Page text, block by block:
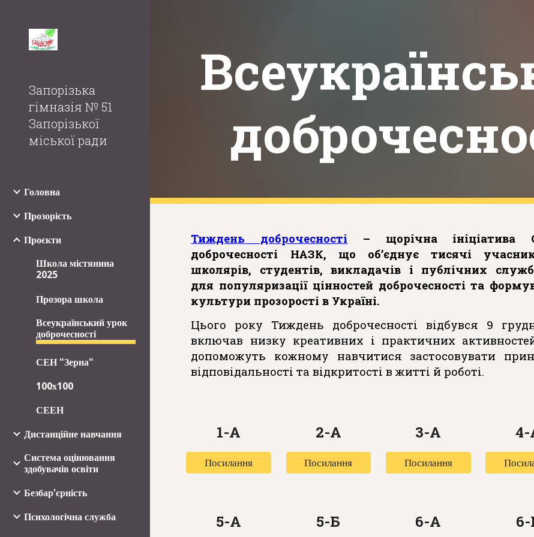
Запорізька
гімназія № 51
Запорізької
міської ради
Головна
Прозорість
Проєкти
Школа містянина
2025
Прозора школа
Всеукраїнський урок
доброчесності
СЕН "Зерна"
100х100
СЕЕН
Дистанційне навчання
Система оцінювання
здобувачів освіти
Безбар'єрність
Психологічна служба
Тиждень доброчесності – щорічна ініціатива
доброчесності НАЗК, що об’єднує тисячі
школярів, студентів, викладачів і публічних
для популяризації цінностей доброчесності та
культури прозорості в Україні.
Цього року Тиждень доброчесності відбувся 9
включав низку креативних і практичних
допоможуть кожному навчитися застосовувати
відповідальності та відкритості в житті й роботі.
1-А
Посилання
2-А
Посилання
3-А
Посилання
4
5-А 5-Б 6-А